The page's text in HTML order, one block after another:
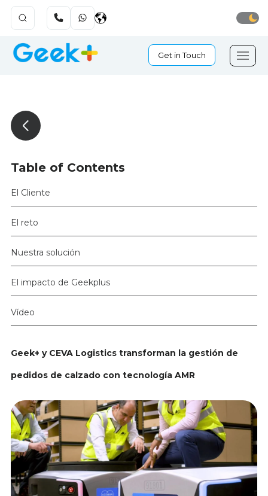
Get in Touch
Table of Contents
El Cliente
El reto
Nuestra solución
El impacto de Geekplus
Vídeo
Geek+ y CEVA Logistics transforman la gestión de
pedidos de calzado con tecnología AMR